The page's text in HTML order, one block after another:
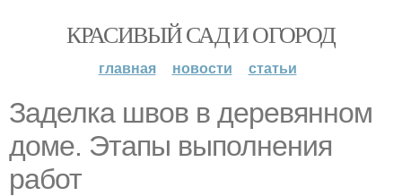
КРАСИВЫЙ САД И ОГОРОД
главная новости статьи
Заделка швов в деревянном
доме. Этапы выполнения
работ